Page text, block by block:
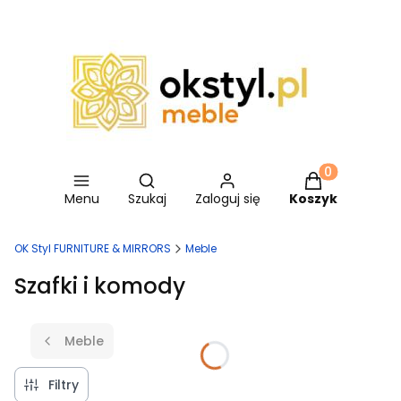
Menu
Otwórz wyszukiwarkę
Szukaj Zaloguj się
Produkty w
Koszyk
OK Styl FURNITURE & MIRRORS Meble
Szafki i komody
Meble
Filtry